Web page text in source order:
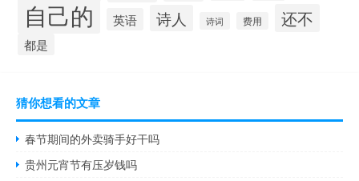
自己的 英语 诗人 诗词 费用 还不
都是
猜你想看的文章
春节期间的外卖骑手好干吗
贵州元宵节有压岁钱吗